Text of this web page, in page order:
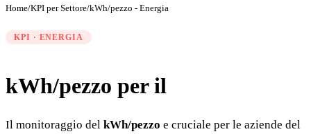
Home/KPI per Settore/kWh/pezzo - Energia
KPI · ENERGIA
kWh/pezzo per il
Il monitoraggio del kWh/pezzo e cruciale per le aziende del